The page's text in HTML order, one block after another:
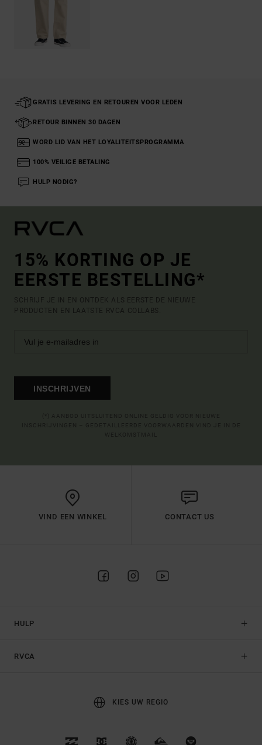
GRATIS LEVERING EN RETOUREN VOOR LEDEN
RETOUR BINNEN 30 DAGEN
WORD LID VAN HET LOYALITEITSPROGRAMMA
100% VEILIGE BETALING
HULP NODIG?
15% KORTING OP JE
EERSTE BESTELLING*
SCHRIJF JE IN EN ONTDEK ALS EERSTE DE NIEUWE
PRODUCTEN EN LAATSTE RVCA COLLABS.
INSCHRIJVEN
VIND EEN WINKEL CONTACT US
HULP
RVCA
KIES UW REGIO